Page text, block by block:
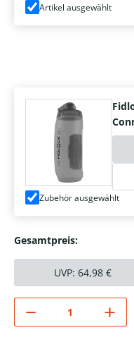
Artikel ausgewählt
Zubehör ausgewählt
Gesamtpreis:
UVP: 64,98 €